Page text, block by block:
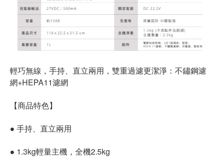
輕巧無線，手持、直立兩用，雙重過濾更潔淨：不鏽鋼濾
網+HEPA11濾網
【商品特色】
● 手持、直立兩用
● 1.3kg輕量主機，全機2.5kg